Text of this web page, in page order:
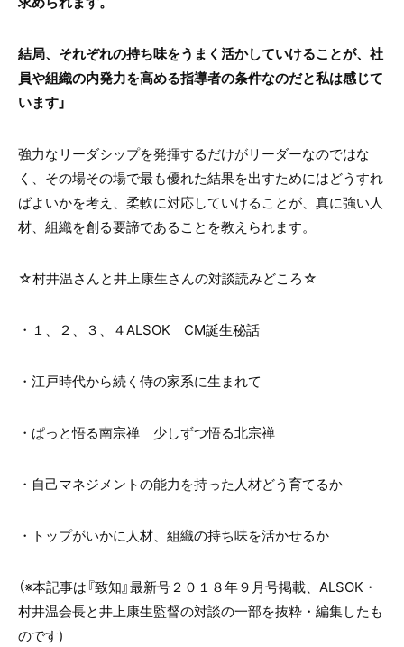
結局、それぞれの持ち味をうまく活かしていけることが、社
員や組織の内発力を高める指導者の条件なのだと私は感じて
います」
強力なリーダシップを発揮するだけがリーダーなのではな
く、その場その場で最も優れた結果を出すためにはどうすれ
ばよいかを考え、柔軟に対応していけることが、真に強い人
材、組織を創る要諦であることを教えられます。
☆村井温さんと井上康生さんの対談読みどころ☆
・１、２、３、４ALSOK CM誕生秘話
・江戸時代から続く侍の家系に生まれて
・ぱっと悟る南宗禅 少しずつ悟る北宗禅
・自己マネジメントの能力を持った人材どう育てるか
・トップがいかに人材、組織の持ち味を活かせるか
（※本記事は『致知』最新号２０１８年９月号掲載、ALSOK・
村井温会長と井上康生監督の対談の一部を抜粋・編集したも
のです)